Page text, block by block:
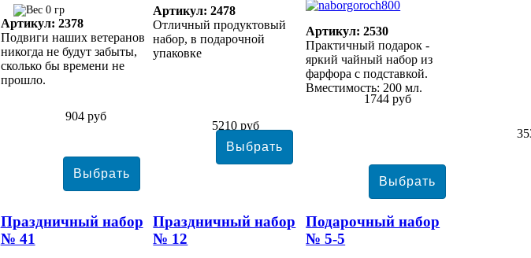
904 руб
0 гр
Артикул: 2378
Подвиги наших ветеранов
никогда не будут забыты,
сколько бы времени не
прошло.
5210 руб
Артикул: 2478
Отличный продуктовый
набор, в подарочной
упаковке
1744 руб
Артикул: 2530
Практичный подарок -
яркий чайный набор из
фарфора с подставкой.
Вместимость: 200 мл.
Праздничный набор
№ 41
Праздничный набор
№ 12
Подарочный набор
№ 5-5